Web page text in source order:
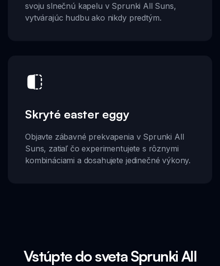
svoju slnečnú kapelu v Sprunki All Suns,
vytvárajúc hudbu ako nikdy predtým.
Skryté easter eggy
Objavte zábavné prekvapenia v Sprunki All
Suns, zatiaľ čo experimentujete s rôznymi
kombináciami a dosahujete jedinečné výkony.
Vstúpte do sveta Sprunki All